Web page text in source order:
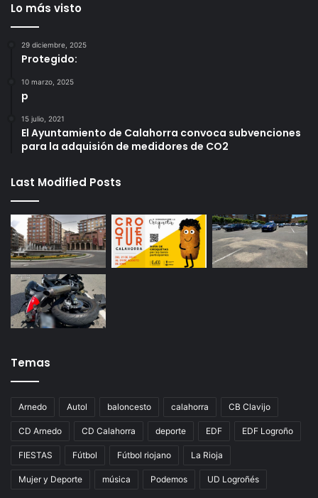
Lo más visto
29 diciembre, 2025
Protegido:
10 marzo, 2025
p
15 julio, 2021
El Ayuntamiento de Calahorra convoca subvenciones
para la adquisión de medidores de CO2
Last Modified Posts
Temas
Arnedo Autol baloncesto calahorra CB Clavijo
CD Arnedo CD Calahorra deporte EDF EDF Logroño
FIESTAS Fútbol Fútbol riojano La Rioja
Mujer y Deporte música Podemos UD Logroñés